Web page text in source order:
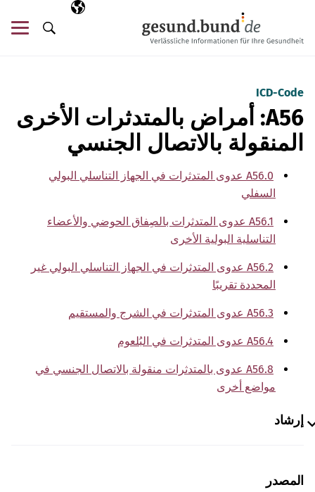
اللغة المختارة
AR
البحث
ICD-Code
A56: أمراض بالمتدثرات الأخرى
المنقولة بالاتصال الجنسي
A56.0 عدوى المتدثرات في الجهاز التناسلي البولي
السفلي
A56.1 عدوى المتدثرات بالصِفاق الحوضي والأعضاء
التناسلية البولية الأخرى
A56.2 عدوى المتدثرات في الجهاز التناسلي البولي غير
المحددة تقريبًا
A56.3 عدوى المتدثرات في الشرج والمستقيم
A56.4 عدوى المتدثرات في البُلعوم
A56.8 عدوى بالمتدثرات منقولة بالاتصال الجنسي في
مواضع أخرى
إرشاد
المصدر